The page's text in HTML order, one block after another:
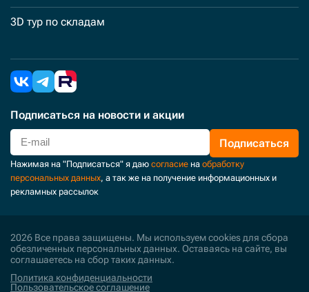
3D тур по складам
Подписаться на новости и акции
Подписаться
Нажимая на "Подписаться" я даю согласие на обработку
персональных данных, а так же на получение информационных и
рекламных рассылок
2026 Все права защищены. Мы используем cookies для сбора
обезличенных персональных данных. Оставаясь на сайте, вы
соглашаетесь на сбор таких данных.
Политика конфиденциальности
Пользовательское соглашение